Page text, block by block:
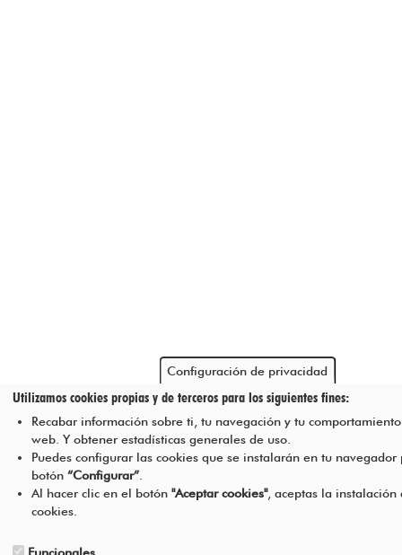
Configuración de privacidad
Utilizamos cookies propias y de terceros para los siguientes fines:
Recabar información sobre ti, tu navegación y tu
web. Y obtener estadísticas generales de uso.
Puedes configurar las cookies que se instalarán en tu navegador
botón “Configurar”.
Al hacer clic en el botón "Aceptar cookies", aceptas la instalación
cookies.